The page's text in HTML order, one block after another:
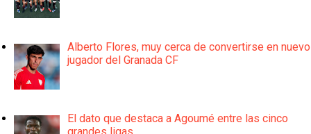
Alberto Flores, muy cerca de convertirse en nuevo
jugador del Granada CF
El dato que destaca a Agoumé entre las cinco